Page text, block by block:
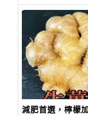
減肥首選，檸檬